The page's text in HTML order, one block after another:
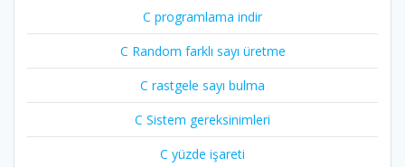
C programlama indir
C Random farklı sayı üretme
C rastgele sayı bulma
C Sistem gereksinimleri
C yüzde işareti